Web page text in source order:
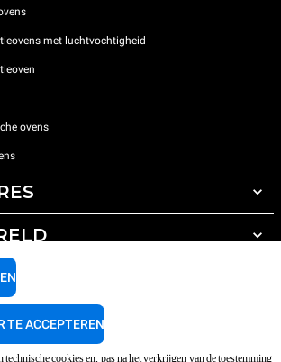
met luchtvochtigheid
ovens
wassen
wassen
harsfilters
technische cookies en, pas na het verkrijgen van de toestemming
TE ACCEPTEREN